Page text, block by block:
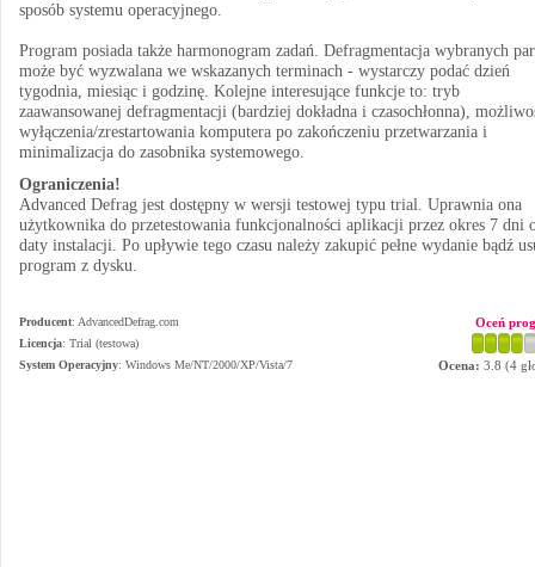
sposób systemu operacyjnego.
Program posiada także harmonogram zadań. Defragmentacja wybranych
może być wyzwalana we wskazanych terminach - wystarczy podać dzień
tygodnia, miesiąc i godzinę. Kolejne interesujące funkcje to: tryb
zaawansowanej defragmentacji (bardziej dokładna i czasochłonna),
wyłączenia/zrestartowania komputera po zakończeniu przetwarzania i
minimalizacja do zasobnika systemowego.
Ograniczenia!
Advanced Defrag jest dostępny w wersji testowej typu trial. Uprawnia ona
użytkownika do przetestowania funkcjonalności aplikacji przez okres 7 dni
daty instalacji. Po upływie tego czasu należy zakupić pełne wydanie bądź
program z dysku.
Producent: AdvancedDefrag.com
Licencja: Trial (testowa)
System Operacyjny: Windows Me/NT/2000/XP/Vista/7
Oceń
Ocena: 3.8 (4